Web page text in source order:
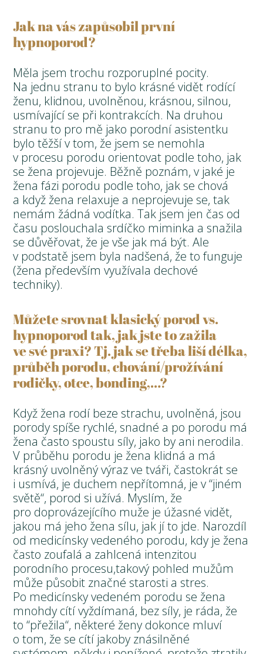
Jak na vás zapůsobil první
hypnoporod?
Měla jsem trochu rozporuplné pocity.
Na jednu stranu to bylo krásné vidět rodící
ženu, klidnou, uvolněnou, krásnou, silnou,
usmívající se při kontrakcích. Na druhou
stranu to pro mě jako porodní asistentku
bylo těžší v tom, že jsem se nemohla
v procesu porodu orientovat podle toho, jak
se žena projevuje. Běžně poznám, v jaké je
žena fázi porodu podle toho, jak se chová
a když žena relaxuje a neprojevuje se, tak
nemám žádná vodítka. Tak jsem jen čas od
času poslouchala srdíčko miminka a snažila
se důvěřovat, že je vše jak má být. Ale
v podstatě jsem byla nadšená, že to funguje
(žena především využívala dechové
techniky).
Můžete srovnat klasický porod vs.
hypnoporod tak, jak jste to zažila
ve své praxi? Tj. jak se třeba liší délka,
průběh porodu, chování/prožívání
rodičky, otce, bonding,…?
Když žena rodí beze strachu, uvolněná, jsou
porody spíše rychlé, snadné a po porodu má
žena často spoustu síly, jako by ani nerodila.
V průběhu porodu je žena klidná a má
krásný uvolněný výraz ve tváři, častokrát se
i usmívá, je duchem nepřítomná, je v “jiném
světě“, porod si užívá. Myslím, že
pro doprovázejícího muže je úžasné vidět,
jakou má jeho žena sílu, jak jí to jde. Narozdíl
od medicínsky vedeného porodu, kdy je žena
často zoufalá a zahlcená intenzitou
porodního procesu,takový pohled mužům
může působit značné starosti a stres.
Po medicínsky vedeném porodu se žena
mnohdy cítí vyždímaná, bez síly, je ráda, že
to “přežila“, některé ženy dokonce mluví
o tom, že se cítí jakoby znásilněné